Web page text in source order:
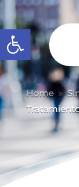
Abrir barra de
Home 9